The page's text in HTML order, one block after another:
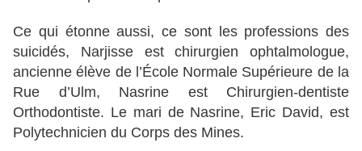
Ce qui étonne aussi, ce sont les professions des
suicidés, Narjisse est chirurgien ophtalmologue,
ancienne élève de l’École Normale Supérieure de la
Rue d’Ulm, Nasrine est Chirurgien-dentiste
Orthodontiste. Le mari de Nasrine, Eric David, est
Polytechnicien du Corps des Mines.